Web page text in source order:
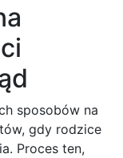
sposobów na
gdy rodzice
Proces ten,